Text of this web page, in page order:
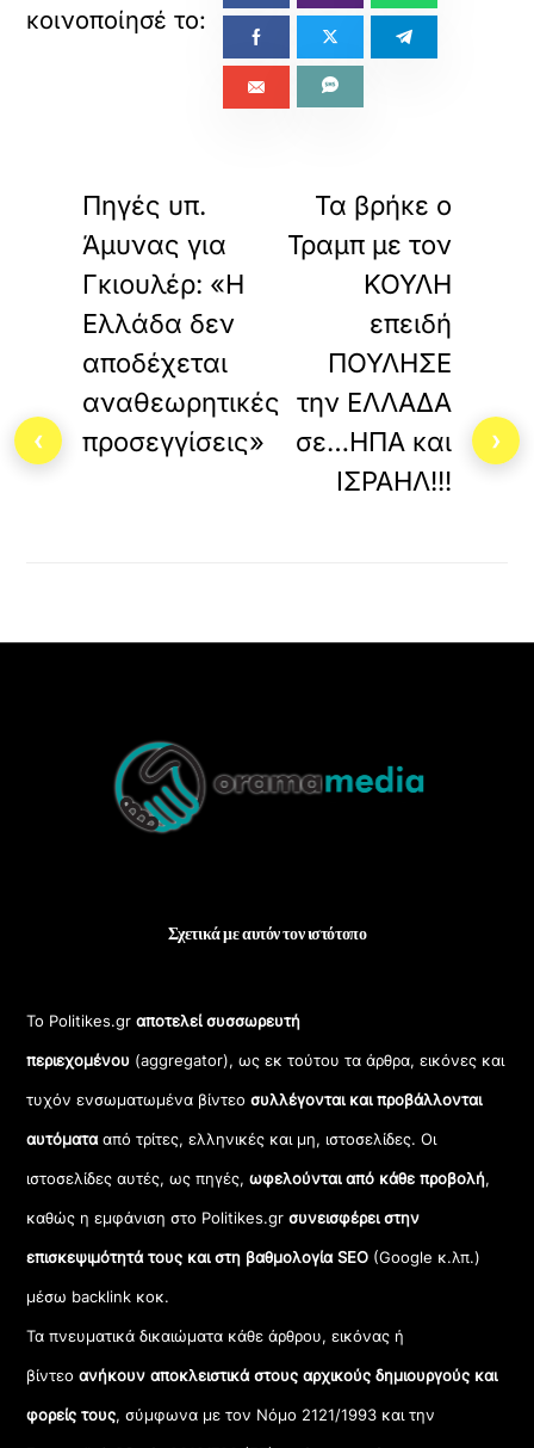
Πηγές υπ.
Άμυνας για
Γκιουλέρ: «Η
Ελλάδα δεν
αποδέχεται
αναθεωρητικές
προσεγγίσεις»
Τα βρήκε ο
Τραμπ με τον
ΚΟΥΛΗ
επειδή
ΠΟΥΛΗΣΕ
την ΕΛΛΑΔΑ
σε…ΗΠΑ και
ΙΣΡΑΗΛ!!!
Top
Σχετικά με αυτόν τον ιστότοπο
Το Politikes.grαποτελεί συσσωρευτή
περιεχομένου (aggregator), ως εκ τούτου τα άρθρα, εικόνες και
τυχόν ενσωματωμένα βίντεοσυλλέγονται και προβάλλονται
αυτόματααπό τρίτες, ελληνικές και μη, ιστοσελίδες. Οι
ιστοσελίδες αυτές, ως πηγές,ωφελούνται από κάθε προβολή,
καθώς η εμφάνιση στο Politikes.gr συνεισφέρει στην
επισκεψιμότητά τους και στη βαθμολογία SEO (Google κ.λπ.)
μέσω backlink κοκ.
Τα πνευματικά δικαιώματα κάθε άρθρου, εικόνας ή
βίντεοανήκουν αποκλειστικά στους αρχικούς δημιουργούς και
φορείς τους, σύμφωνα με τον Νόμο 2121/1993 και την
‹ ›